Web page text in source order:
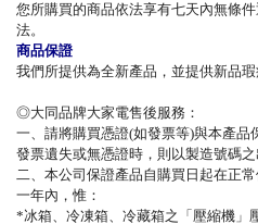
您所購買的商品依法享有七天內無條
法。
商品保證
我們所提供為全新產品，並提供新品瑕
◎大同品牌大家電售後服務：
一、請將購買憑證(如發票等)與本產品
發票遺失或無憑證時，則以製造號碼之
二、本公司保證產品自購買日起在正
一年內，惟：
*冰箱、冷凍箱、冷藏箱之「壓縮機」